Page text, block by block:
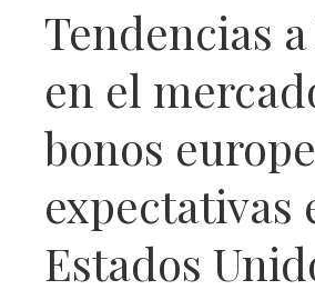
Tendencias
en el
bonos
expectativas
Estados